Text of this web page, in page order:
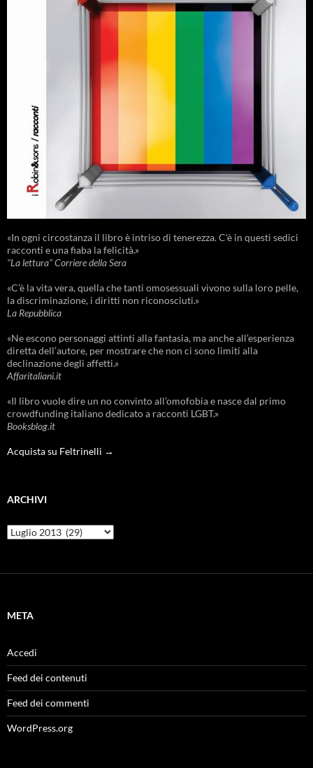
«In ogni circostanza il libro è intriso di tenerezza. C'è in questi sedici
racconti e una fiaba la felicità.»
"La lettura" Corriere della Sera
«C’è la vita vera, quella che tanti omosessuali vivono sulla loro pelle,
la discriminazione, i diritti non riconosciuti.»
La Repubblica
«Ne escono personaggi attinti alla fantasia, ma anche all’esperienza
diretta dell’autore, per mostrare che non ci sono limiti alla
declinazione degli affetti.»
Affaritaliani.it
«Il libro vuole dire un no convinto all’omofobia e nasce dal primo
crowdfunding italiano dedicato a racconti LGBT.»
Booksblog.it
Acquista su Feltrinelli →
ARCHIVI
Archivi
META
Accedi
Feed dei contenuti
Feed dei commenti
WordPress.org